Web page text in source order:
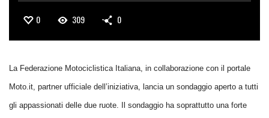
0 309 0
La Federazione Motociclistica Italiana, in collaborazione con il portale
Moto.it, partner ufficiale dell’iniziativa, lancia un sondaggio aperto a tutti
gli appassionati delle due ruote. Il sondaggio ha soprattutto una forte